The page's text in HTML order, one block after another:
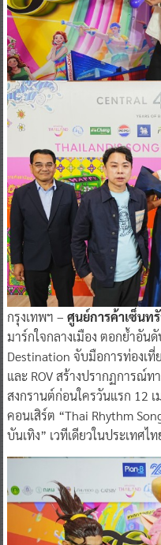
กรุงเทพฯ – ศูนย์การค้าเซ็นท
มาร์กใจกลางเมือง ตอกย้ำอัน
Destination จับมือการท่องเที่
และ ROV สร้างปรากฏการณ์
สงกรานต์ก่อนใครวันแรก 12
คอนเสิร์ต “Thai Rhythm
บันเทิง” เวทีเดียวในประเทศ